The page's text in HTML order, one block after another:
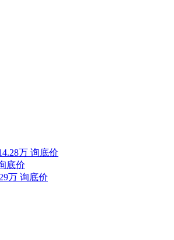
万 询底价
底价
万 询底价